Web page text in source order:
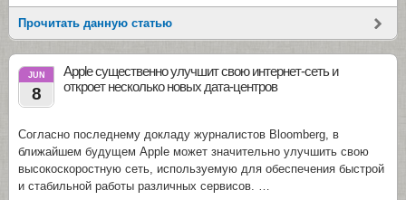
Прочитать данную статью
JUN
8
Apple существенно улучшит свою интернет-сеть и
откроет несколько новых дата-центров
Согласно последнему докладу журналистов Bloomberg, в
ближайшем будущем Apple может значительно улучшить свою
высокоскоростную сеть, используемую для обеспечения быстрой
и стабильной работы различных сервисов. …